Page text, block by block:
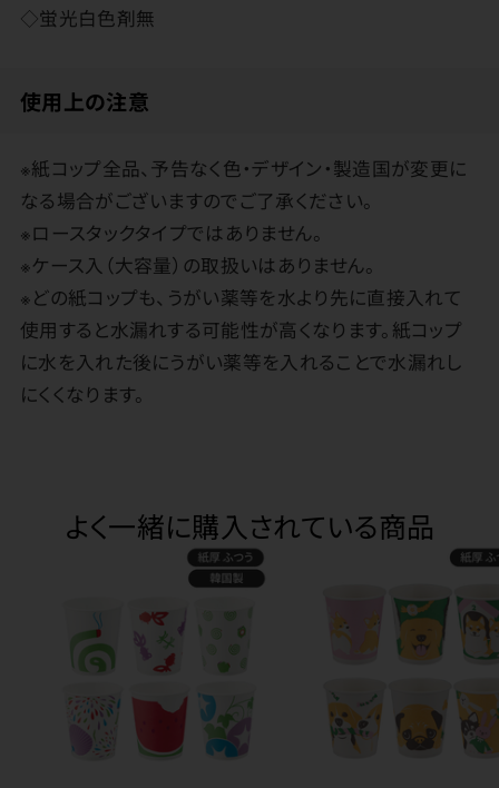
◇蛍光白色剤無
使用上の注意
※紙コップ全品、予告なく色・デザイン・製造国が変更に
なる場合がございますのでご了承ください。
※ロースタックタイプではありません。
※ケース入（大容量）の取扱いはありません。
※どの紙コップも、うがい薬等を水より先に直接入れて
使用すると水漏れする可能性が高くなります。紙コップ
に水を入れた後にうがい薬等を入れることで水漏れし
にくくなります。
よく一緒に購入されている商品